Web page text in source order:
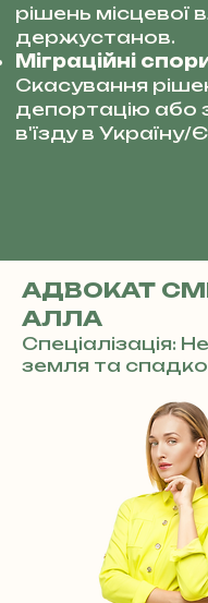
рішень місцевої
держустанов.
Міграційні
Скасування
депортацію або
в'їзду в Україну/
АДВОКАТ
АЛЛА
Спеціалізація:
земля та